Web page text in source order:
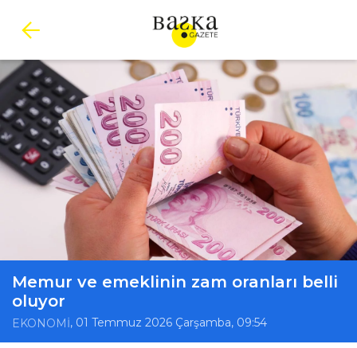
Memur ve emeklinin zam oranları belli
oluyor
EKONOMİ, 01 Temmuz 2026 Çarşamba, 09:54